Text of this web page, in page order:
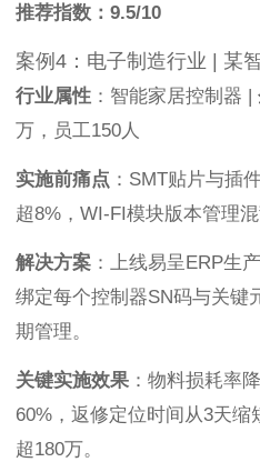
推荐指数：9.5/10
案例4：电子制造行业 | 某
行业属性 ：智能家居控制器 |
万，员工150人
实施前痛点 ：SMT贴片与插
超8%，WI-FI模块版本管理
解决方案 ：上线易呈ERP生
绑定每个控制器SN码与关键
期管理。
关键实施效果 ：物料损耗率
60%，返修定位时间从3天
超180万。